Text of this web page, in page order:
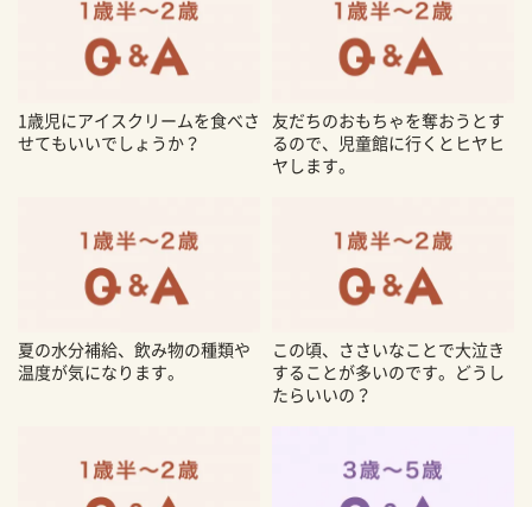
1歳児にアイスクリームを食べさ
せてもいいでしょうか？
友だちのおもちゃを奪おうとす
るので、児童館に行くとヒヤヒ
ヤします。
夏の水分補給、飲み物の種類や
温度が気になります。
この頃、ささいなことで大泣き
することが多いのです。どうし
たらいいの？